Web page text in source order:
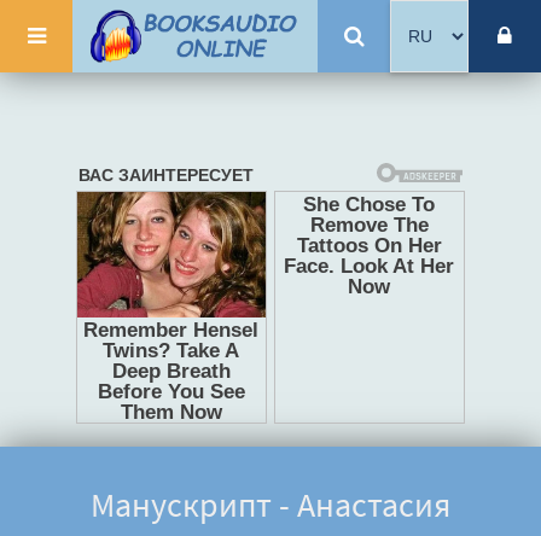
Манускрипт - Анастасия